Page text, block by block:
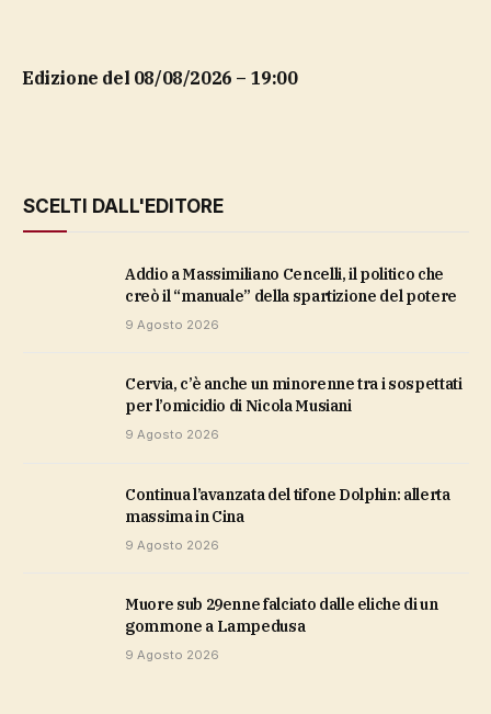
Edizione del 08/08/2026 – 19:00
SCELTI DALL'EDITORE
Addio a Massimiliano Cencelli, il politico che
creò il “manuale” della spartizione del potere
9 Agosto 2026
Cervia, c’è anche un minorenne tra i sospettati
per l’omicidio di Nicola Musiani
9 Agosto 2026
Continua l’avanzata del tifone Dolphin: allerta
massima in Cina
9 Agosto 2026
Muore sub 29enne falciato dalle eliche di un
gommone a Lampedusa
9 Agosto 2026